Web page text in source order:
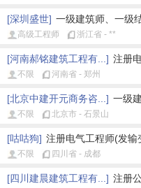
[深圳盛世] 一级建筑师、一级
高级工程师
浙江省 - **
[河南郝铭建筑工程有...] 注册
不限
河南省 - 郑州
[北京中建开元商务咨...] 一级
不限
北京市 - 石景山
[咕咕狗] 注册电气工程师(发输
不限
四川省 - 成都
[四川建晨建筑工程有...] 注册